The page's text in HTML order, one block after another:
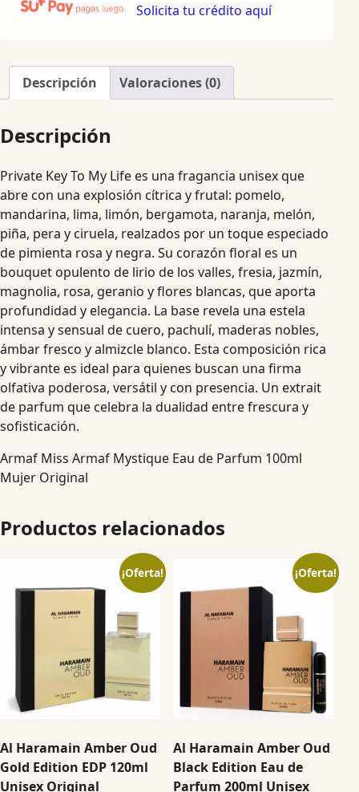
Solicita tu crédito aquí
Descripción Valoraciones (0)
Descripción
Private Key To My Life es una fragancia unisex que
abre con una explosión cítrica y frutal: pomelo,
mandarina, lima, limón, bergamota, naranja, melón,
piña, pera y ciruela, realzados por un toque especiado
de pimienta rosa y negra. Su corazón floral es un
bouquet opulento de lirio de los valles, fresia, jazmín,
magnolia, rosa, geranio y flores blancas, que aporta
profundidad y elegancia. La base revela una estela
intensa y sensual de cuero, pachulí, maderas nobles,
ámbar fresco y almizcle blanco. Esta composición rica
y vibrante es ideal para quienes buscan una firma
olfativa poderosa, versátil y con presencia. Un extrait
de parfum que celebra la dualidad entre frescura y
sofisticación.
Armaf Miss Armaf Mystique Eau de Parfum 100ml
Mujer Original
Productos relacionados
¡Oferta!
Al Haramain Amber Oud
Gold Edition EDP 120ml
Unisex Original
¡Oferta!
Al Haramain Amber Oud
Black Edition Eau de
Parfum 200ml Unisex